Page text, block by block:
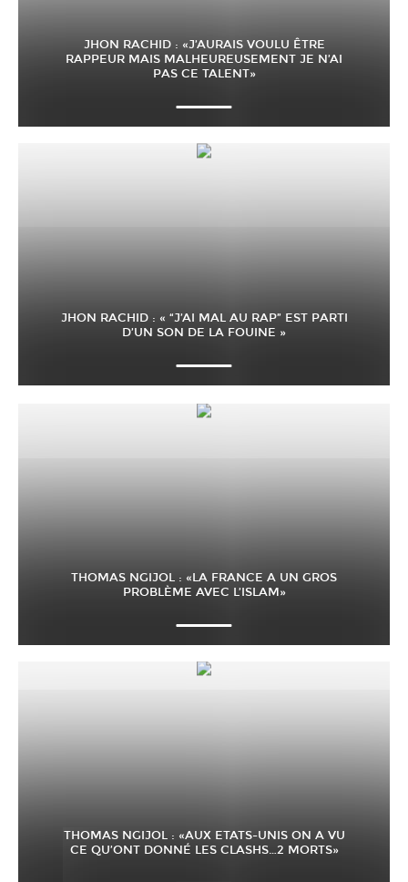
JHON RACHID : «J’AURAIS VOULU ÊTRE
RAPPEUR MAIS MALHEUREUSEMENT JE N’AI
PAS CE TALENT»
JHON RACHID : « “J’AI MAL AU RAP” EST PARTI
D’UN SON DE LA FOUINE »
THOMAS NGIJOL : «LA FRANCE A UN GROS
PROBLÈME AVEC L’ISLAM»
THOMAS NGIJOL : «AUX ETATS-UNIS ON A VU
CE QU’ONT DONNÉ LES CLASHS…2 MORTS»